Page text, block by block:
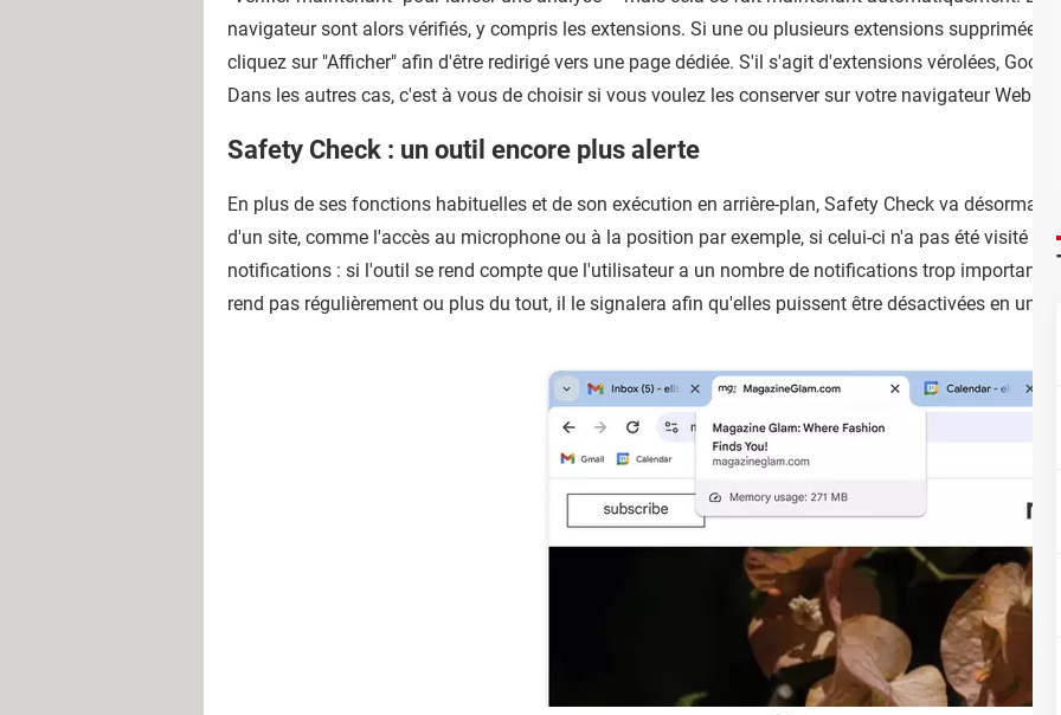
navigateur sont alors vérifiés, y compris les extensions. Si une ou plusieurs extensions supprimées
cliquez sur "Afficher" afin d'être redirigé vers une page dédiée. S'il s'agit d'extensions vérolées,
Dans les autres cas, c'est à vous de choisir si vous voulez les conserver sur votre navigateur Web
Safety Check : un outil encore plus alerte
En plus de ses fonctions habituelles et de son exécution en arrière-plan, Safety Check va désormais
d'un site, comme l'accès au microphone ou à la position par exemple, si celui-ci n'a pas été visité
notifications : si l'outil se rend compte que l'utilisateur a un nombre de notifications trop important
rend pas régulièrement ou plus du tout, il le signalera afin qu'elles puissent être désactivées en un